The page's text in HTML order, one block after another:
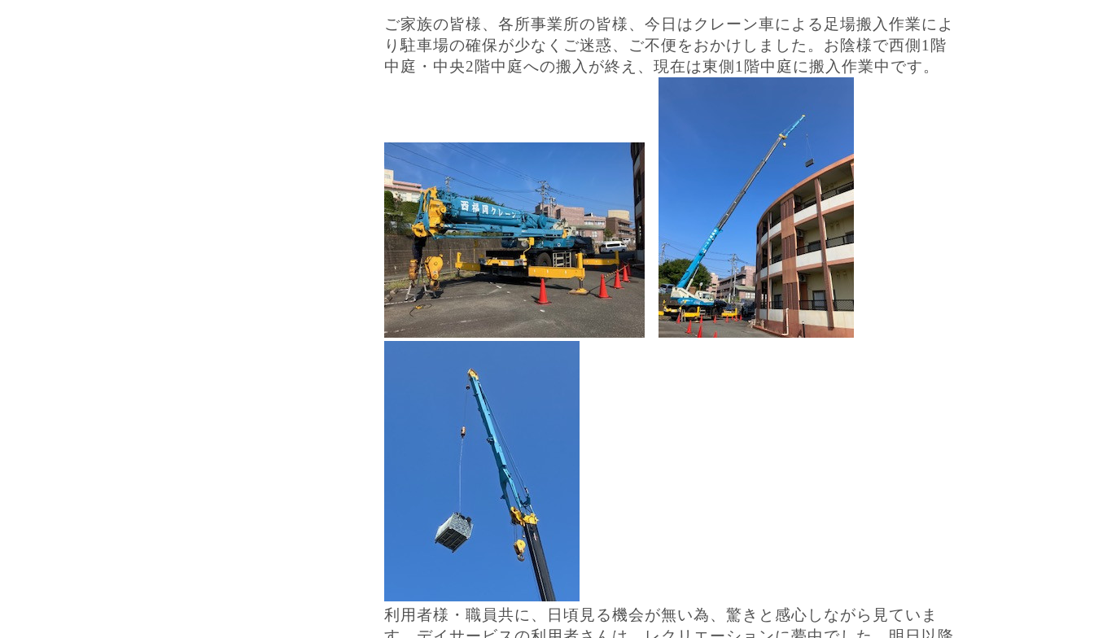
ご家族の皆様、各所事業所の皆様、今日はクレーン車による足場搬入作業によ
り駐車場の確保が少なくご迷惑、ご不便をおかけしました。お陰様で西側1階
中庭・中央2階中庭への搬入が終え、現在は東側1階中庭に搬入作業中です。
利用者様・職員共に、日頃見る機会が無い為、驚きと感心しながら見ていま